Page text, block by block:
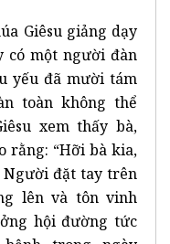
Giêsu giảng dạy
có một người đàn
yếu đã mười tám
toàn không thể
xem thấy bà,
rằng: “Hỡi bà kia,
Người đặt tay trên
lên và tôn vinh
hội đường tức